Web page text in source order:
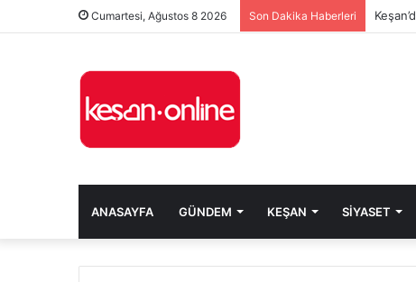
Cumartesi, Ağustos 8 2026 Son Dakika Haberleri
ANASAYFA GÜNDEM KEŞAN SIYASET